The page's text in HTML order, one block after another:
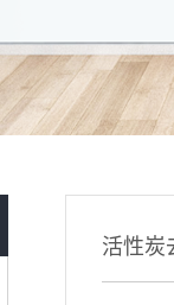
活性炭